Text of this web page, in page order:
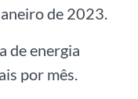
de 2023.
de energia
por mês.